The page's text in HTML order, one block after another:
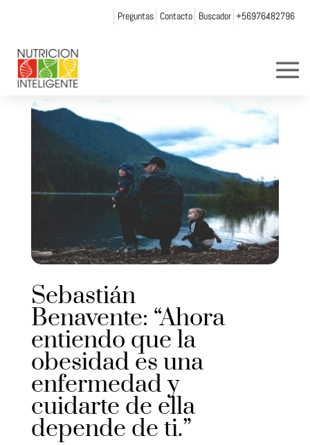
Preguntas Contacto Buscador +56976482796
Sebastián
Benavente: “Ahora
entiendo que la
obesidad es una
enfermedad y
cuidarte de ella
depende de ti.”